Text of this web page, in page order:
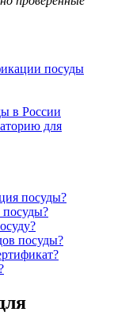
посуды
в России
для
посуды?
посуды?
посуды?